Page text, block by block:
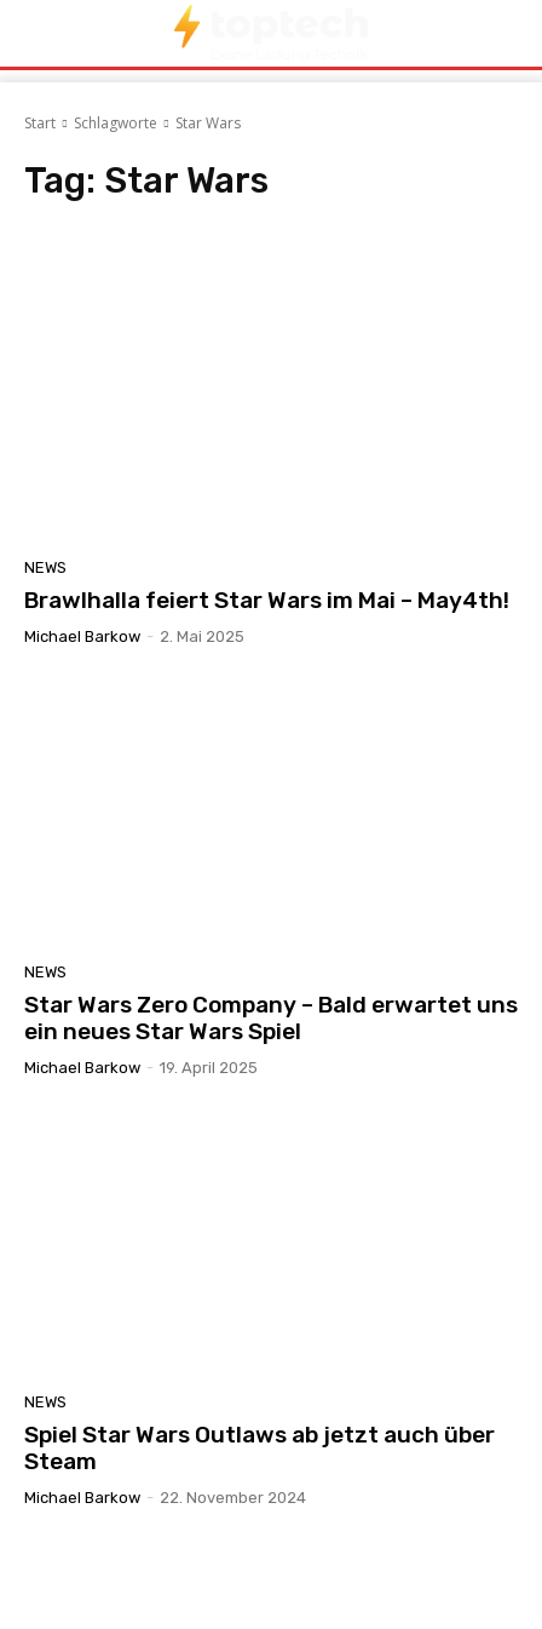
Start Schlagworte Star Wars
Tag: Star Wars
NEWS
Brawlhalla feiert Star Wars im Mai – May4th!
Michael Barkow - 2. Mai 2025
NEWS
Star Wars Zero Company – Bald erwartet uns
ein neues Star Wars Spiel
Michael Barkow - 19. April 2025
NEWS
Spiel Star Wars Outlaws ab jetzt auch über
Steam
Michael Barkow - 22. November 2024